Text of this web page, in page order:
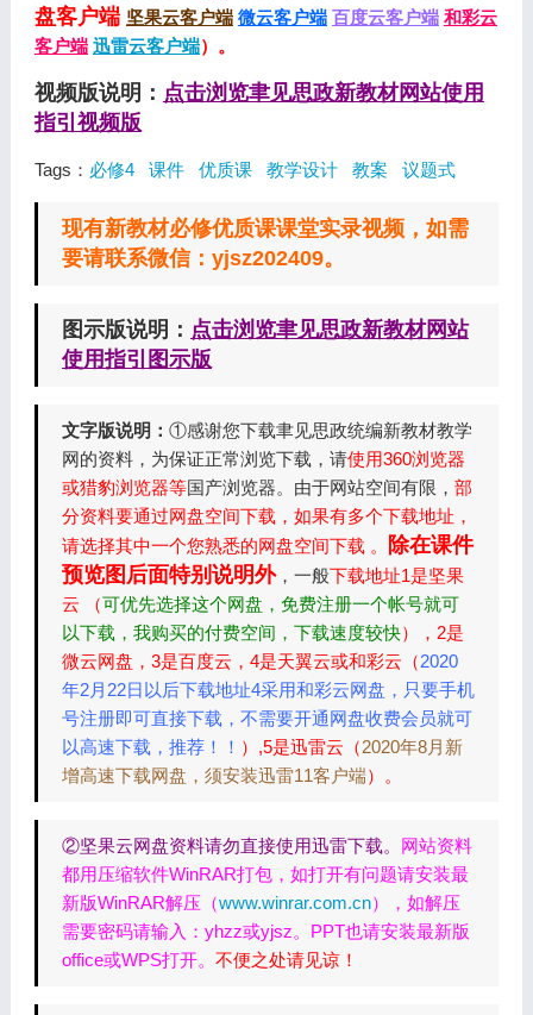
盘客户端 坚果云客户端 微云客户端 百度云客户端 和彩云
客户端 迅雷云客户端）。
视频版说明： 点击浏览聿见思政新教材网站使用
指引视频版
Tags： 必修4 课件 优质课 教学设计 教案 议题式
现有新教材必修优质课课堂实录视频，如需
要请联系微信：yjsz202409。
图示版说明： 点击浏览聿见思政新教材网站
使用指引图示版
文字版说明： ①感谢您下载聿见思政统编新教材教学
网的资料，为保证正常浏览下载，请使用360浏览器
或猎豹浏览器等国产浏览器。由于网站空间有限， 部
分资料要通过网盘空间下载，如果有多个下载地址，
请选择其中一个您熟悉的网盘空间下载 。
除在课件
预览图后面特别说明外，一般下载地址1是坚果
云 （可优先选择这个网盘，免费注册一个帐号就可
以下载，我购买的付费空间，下载速度较快），2是
微云网盘，3是百度云，4是天翼云或和彩云（2020
年2月22日以后下载地址4采用和彩云网盘，只要手机
号注册即可直接下载，不需要开通网盘收费会员就可
以高速下载，推荐！！ ）,5是迅雷云（2020年8月新
增高速下载网盘，须安装迅雷11客户端）。
②坚果云网盘资料请勿直接使用迅雷下载。 网站资料
都用压缩软件WinRAR打包，如打开有问题请安装最
新版WinRAR解压（www.winrar.com.cn），如解压
需要密码请输入：yhzz或yjsz。PPT也请安装最新版
office或WPS打开。 不便之处请见谅！